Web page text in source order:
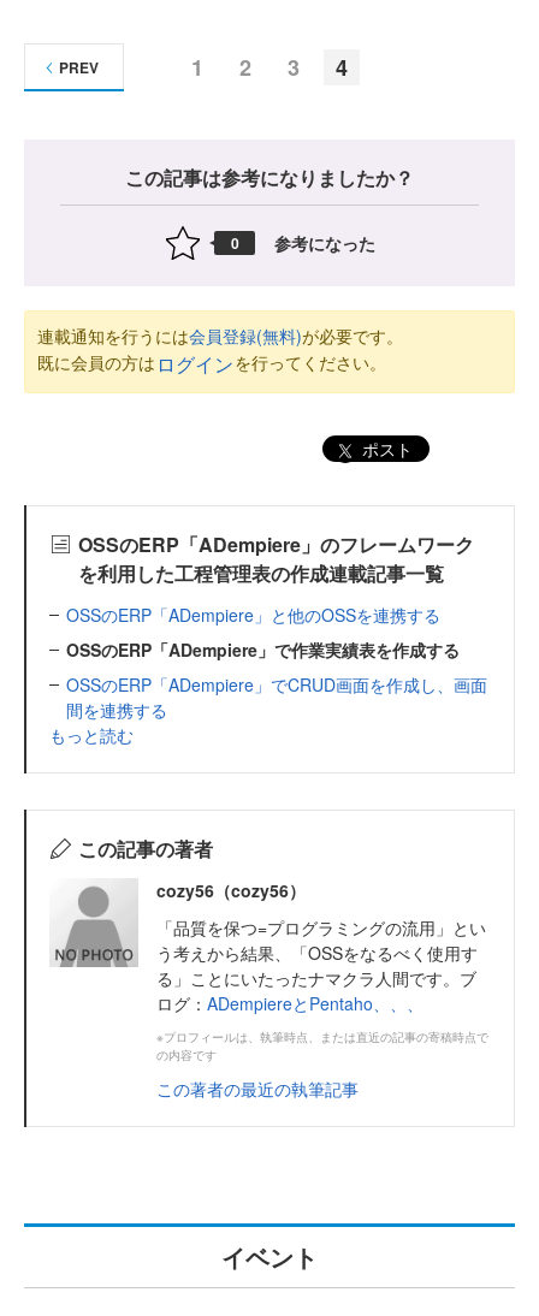
1 2 3 4
PREV
この記事は参考になりましたか？
0 参考になった
連載通知を行うには会員登録(無料)が必要です。
既に会員の方は ログインを行ってください。
ポスト
OSSのERP「ADempiere」のフレームワーク
を利用した工程管理表の作成連載記事一覧
OSSのERP「ADempiere」と他のOSSを連携する
OSSのERP「ADempiere」で作業実績表を作成する
OSSのERP「ADempiere」でCRUD画面を作成し、画面
間を連携する
もっと読む
この記事の著者
cozy56（cozy56）
「品質を保つ=プログラミングの流用」とい
う考えから結果、「OSSをなるべく使用す
る」ことにいたったナマクラ人間です。ブ
ログ： ADempiereとPentaho、、、
※プロフィールは、執筆時点、または直近の記事の寄稿時点で
の内容です
この著者の最近の執筆記事
イベント